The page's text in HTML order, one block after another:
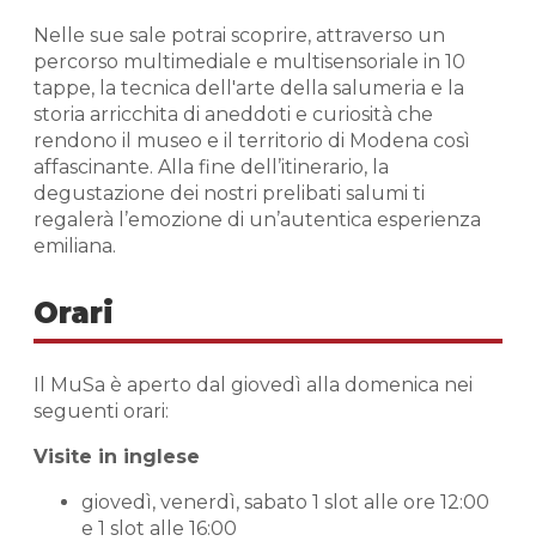
Nelle sue sale potrai scoprire, attraverso un
percorso multimediale e multisensoriale in 10
tappe, la tecnica dell'arte della salumeria e la
storia arricchita di aneddoti e curiosità che
rendono il museo e il territorio di Modena così
affascinante. Alla fine dell’itinerario, la
degustazione dei nostri prelibati salumi ti
regalerà l’emozione di un’autentica esperienza
emiliana.
Orari
Il MuSa è aperto dal giovedì alla domenica nei
seguenti orari:
Visite in inglese
giovedì, venerdì, sabato 1 slot alle ore 12:00
e 1 slot alle 16:00